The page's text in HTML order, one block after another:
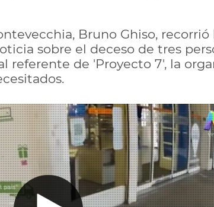
Bruno Ghiso,
sobre el deceso de tres
referente de 'Proyecto 7', la